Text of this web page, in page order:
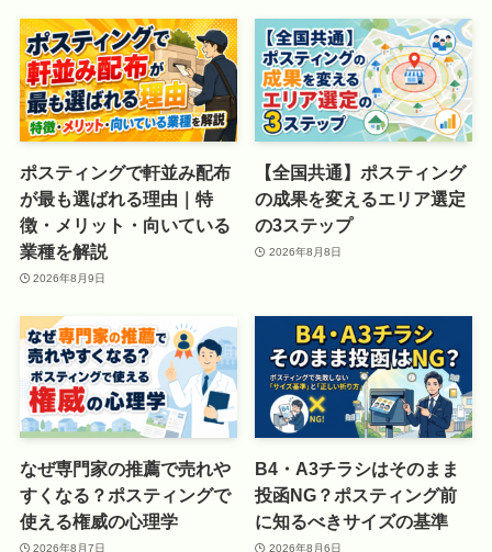
ポスティングで軒並み配布
が最も選ばれる理由｜特
徴・メリット・向いている
業種を解説
2026年8月9日
【全国共通】ポスティング
の成果を変えるエリア選定
の3ステップ
2026年8月8日
なぜ専門家の推薦で売れや
すくなる？ポスティングで
使える権威の心理学
2026年8月7日
B4・A3チラシはそのまま
投函NG？ポスティング前
に知るべきサイズの基準
2026年8月6日